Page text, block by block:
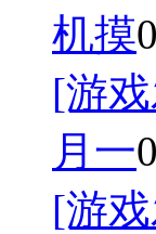
机摸
[游
月一
[游